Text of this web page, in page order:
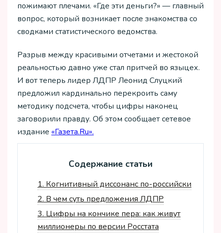
пожимают плечами. «Где эти деньги?» — главный
вопрос, который возникает после знакомства со
сводками статистического ведомства.
Разрыв между красивыми отчетами и жестокой
реальностью давно уже стал притчей во языцех.
И вот теперь лидер ЛДПР Леонид Слуцкий
предложил кардинально перекроить саму
методику подсчета, чтобы цифры наконец
заговорили правду. Об этом сообщает сетевое
издание «Газета.Ru».
Содержание статьи
1. Когнитивный диссонанс по-российски
2. В чем суть предложения ЛДПР
3. Цифры на кончике пера: как живут
миллионеры по версии Росстата